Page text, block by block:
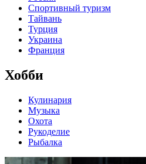
Спортивный туризм
Тайвань
Турция
Украина
Франция
Хобби
Кулинария
Музыка
Охота
Рукоделие
Рыбалка